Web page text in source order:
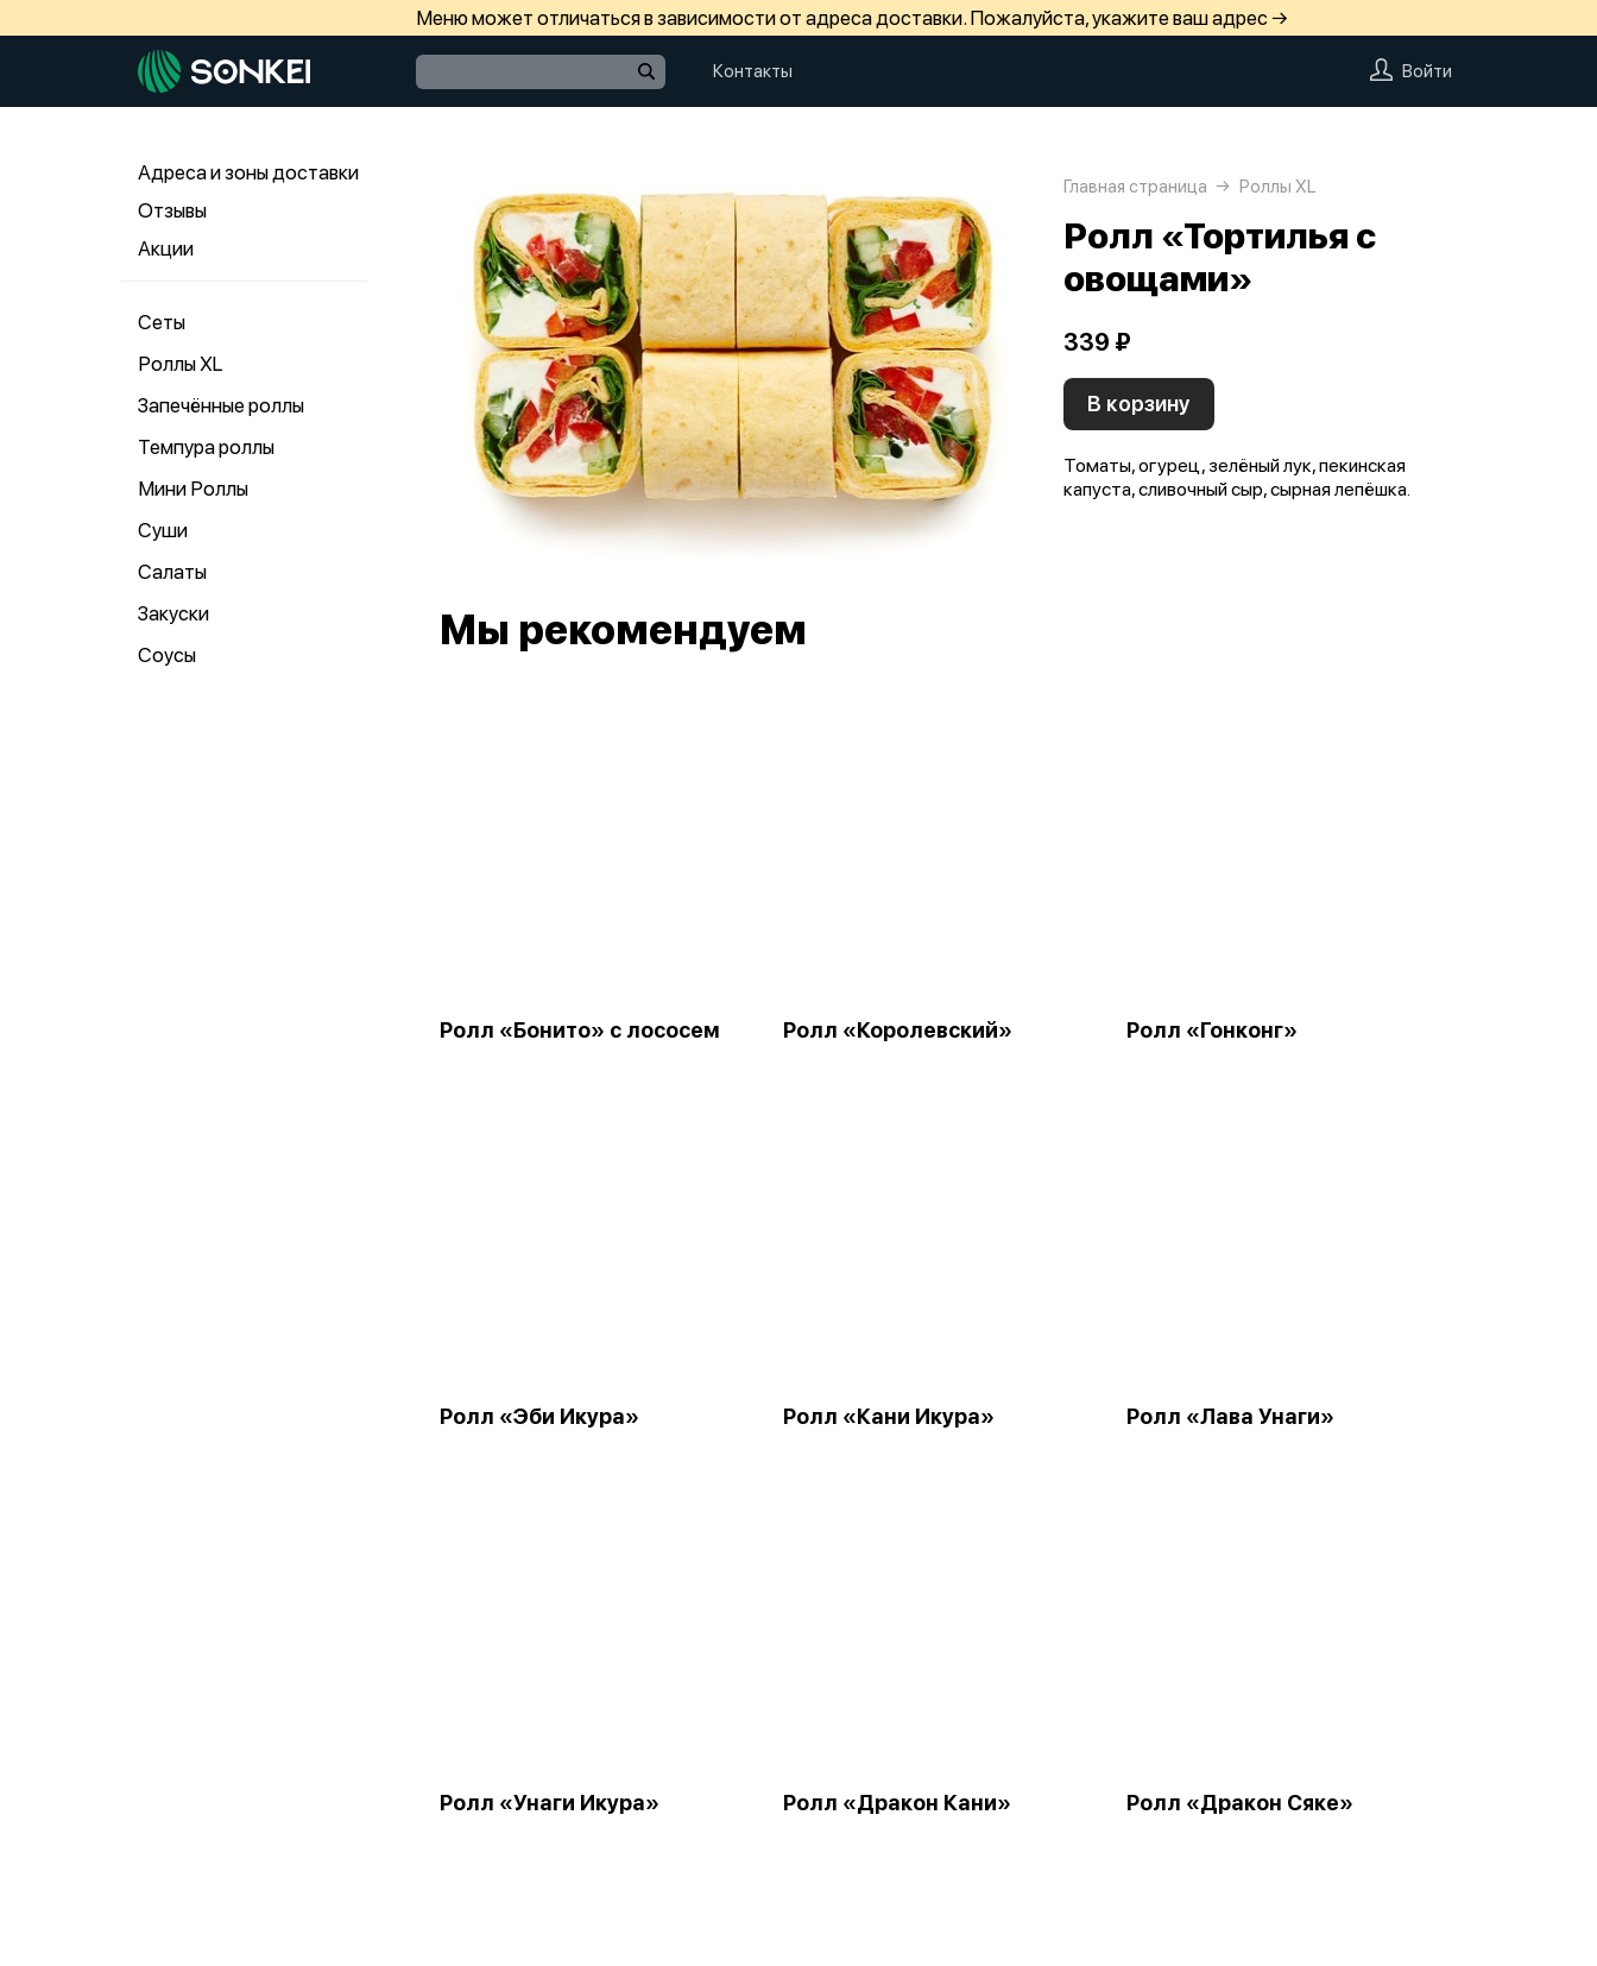
Меню может отличаться в зависимости от адреса доставки. Пожалуйста, укажите ваш адрес →
Контакты Войти
Адреса и зоны доставки
Отзывы
Акции
Сеты
Роллы ХL
Запечённые роллы
Темпура роллы
Мини Роллы
Суши
Салаты
Закуски
Соусы
Главная страница Роллы ХL
Ролл «Тортилья с
овощами»
339 ₽
В корзину
Томаты, огурец, зелёный лук, пекинская
капуста, сливочный сыр, сырная лепёшка.
Мы рекомендуем
Ролл «Бонито» с лососем Ролл «Королевский» Ролл «Гонконг»
Ролл «Эби Икура» Ролл «Кани Икура» Ролл «Лава Унаги»
Ролл «Унаги Икура» Ролл «Дракон Кани» Ролл «Дракон Сяке»